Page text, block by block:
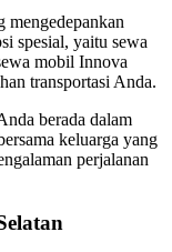
mengedepankan
spesial, yaitu sewa
mobil Innova
transportasi Anda.
berada dalam
keluarga yang
perjalanan